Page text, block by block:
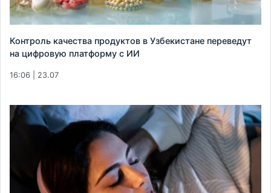
Контроль качества продуктов в Узбекистане переведут
на цифровую платформу с ИИ
16:06 | 23.07